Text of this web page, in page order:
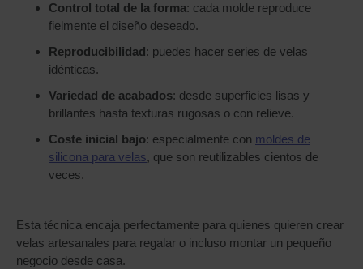
Control total de la forma: cada molde reproduce
fielmente el diseño deseado.
Reproducibilidad: puedes hacer series de velas
idénticas.
Variedad de acabados: desde superficies lisas y
brillantes hasta texturas rugosas o con relieve.
Coste inicial bajo: especialmente con moldes de
silicona para velas, que son reutilizables cientos de
veces.
Esta técnica encaja perfectamente para quienes quieren crear
velas artesanales para regalar o incluso montar un pequeño
negocio desde casa.